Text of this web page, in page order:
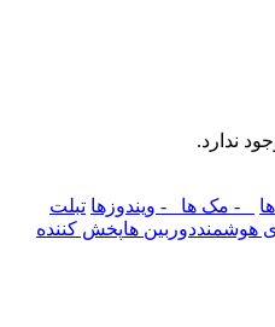
ندارد.
- مک ها - ویندوزها تبلت
هوشمنددوربین هاپخش کننده